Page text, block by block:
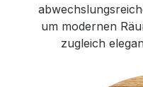
um modernen
zugleich